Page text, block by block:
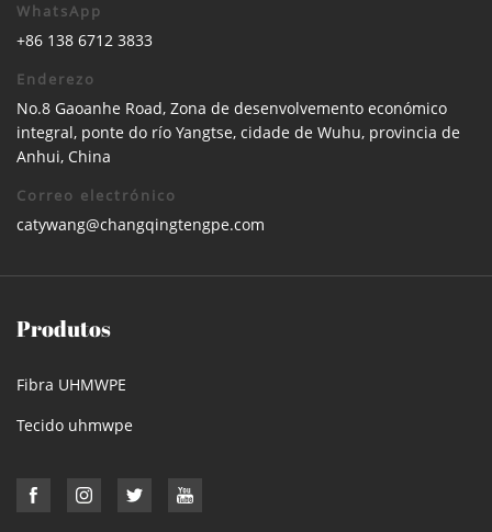
WhatsApp
+86 138 6712 3833
Enderezo
No.8 Gaoanhe Road, Zona de desenvolvemento económico
integral, ponte do río Yangtse, cidade de Wuhu, provincia de
Anhui, China
Correo electrónico
catywang@changqingtengpe.com
Produtos
Fibra UHMWPE
Tecido uhmwpe